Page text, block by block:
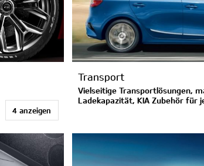
4 anzeigen
Transport
Vielseitige Transportlösungen,
Ladekapazität, KIA Zubehör für